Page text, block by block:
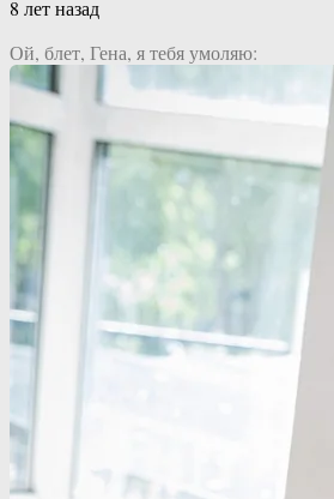
8 лет назад
Ой, блет, Гена, я тебя умоляю: